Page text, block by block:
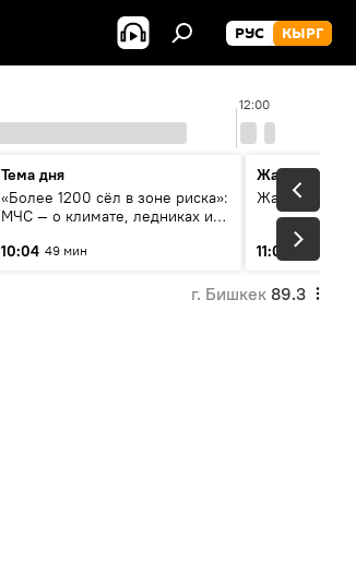
РУС КЫРГ
12:00
Тема дня
«Более 1200 сёл в зоне риска»:
МЧС — о климате, ледниках и
населения
10:04 49 мин
Жаңылыктар
11:01 3 мин
г. Бишкек 89.3